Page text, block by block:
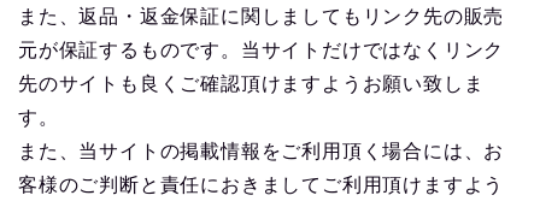
また、返品・返金保証に関しましてもリンク先の販売
元が保証するものです。当サイトだけではなくリンク
先のサイトも良くご確認頂けますようお願い致しま
す。
また、当サイトの掲載情報をご利用頂く場合には、お
客様のご判断と責任におきましてご利用頂けますよう